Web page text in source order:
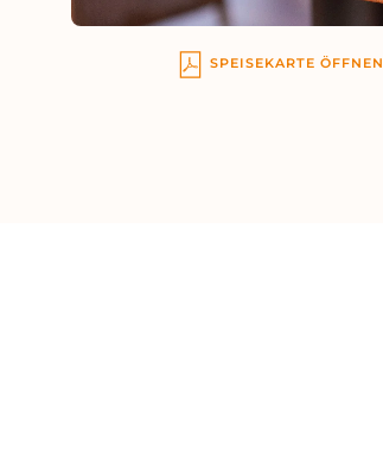
SPEISEKARTE ÖFFNEN